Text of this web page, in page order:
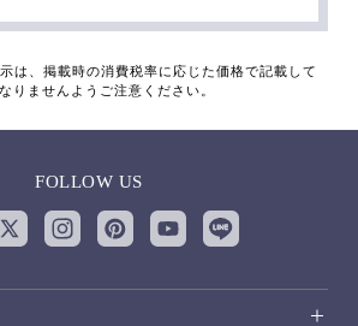
は、掲載時の消費税率に応じた価格で記載して
りませんようご注意ください。
FOLLOW US